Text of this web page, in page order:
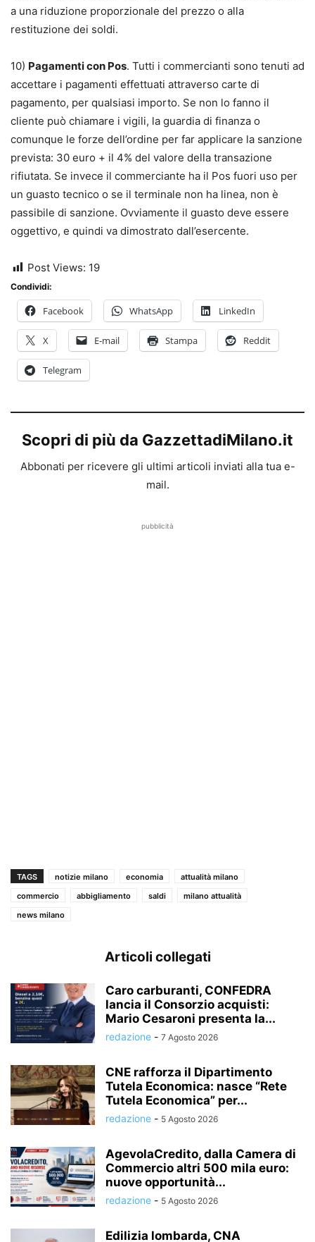
a una riduzione proporzionale del prezzo o alla
restituzione dei soldi.
10) Pagamenti con Pos. Tutti i commercianti sono tenuti ad
accettare i pagamenti effettuati attraverso carte di
pagamento, per qualsiasi importo. Se non lo fanno il
cliente può chiamare i vigili, la guardia di finanza o
comunque le forze dell’ordine per far applicare la sanzione
prevista: 30 euro + il 4% del valore della transazione
rifiutata. Se invece il commerciante ha il Pos fuori uso per
un guasto tecnico o se il terminale non ha linea, non è
passibile di sanzione. Ovviamente il guasto deve essere
oggettivo, e quindi va dimostrato dall’esercente.
Post Views: 19
Condividi:
Facebook WhatsApp LinkedIn
X E-mail Stampa Reddit
Telegram
Scopri di più da GazzettadiMilano.it
Abbonati per ricevere gli ultimi articoli inviati alla tua e-
mail.
pubblicità
TAGS notizie milano economia
attualità milano
commercio
abbigliamento saldi
milano attualità
news milano
Articoli collegati
Caro carburanti, CONFEDRA
lancia il Consorzio acquisti:
Mario Cesaroni presenta la...
redazione - 7 Agosto 2026
CNE rafforza il Dipartimento
Tutela Economica: nasce “Rete
Tutela Economica” per...
redazione - 5 Agosto 2026
AgevolaCredito, dalla Camera di
Commercio altri 500 mila euro:
nuove opportunità...
redazione - 5 Agosto 2026
Edilizia lombarda, CNA